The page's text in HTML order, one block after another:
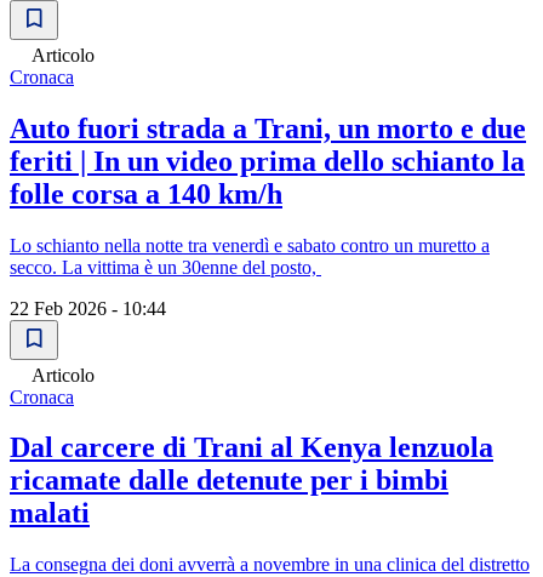
Articolo
Cronaca
Auto fuori strada a Trani, un morto e due
feriti | In un video prima dello schianto la
folle corsa a 140 km/h
Lo schianto nella notte tra venerdì e sabato contro un muretto a
secco. La vittima è un 30enne del posto,
22 Feb 2026 - 10:44
Articolo
Cronaca
Dal carcere di Trani al Kenya lenzuola
ricamate dalle detenute per i bimbi
malati
La consegna dei doni avverrà a novembre in una clinica del distretto